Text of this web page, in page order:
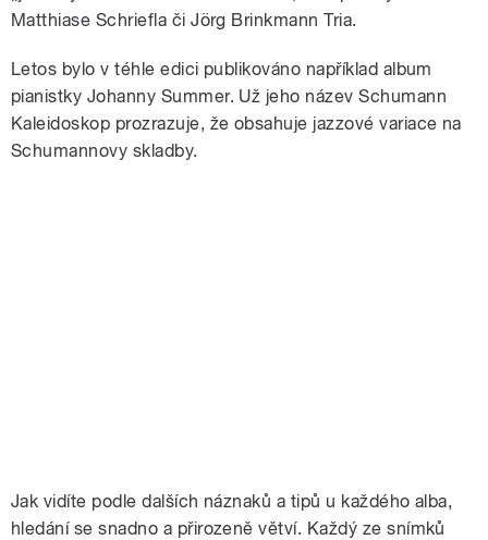
Matthiase Schriefla či Jörg Brinkmann Tria.
Letos bylo v téhle edici publikováno například album
pianistky Johanny Summer. Už jeho název Schumann
Kaleidoskop prozrazuje, že obsahuje jazzové variace na
Schumannovy skladby.
Jak vidíte podle dalších náznaků a tipů u každého alba,
hledání se snadno a přirozeně větví. Každý ze snímků